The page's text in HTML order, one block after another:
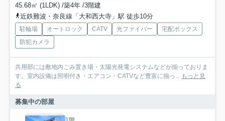
45.68㎡ (1LDK) /築4年 /3階建
近鉄難波・奈良線「大和西大寺」駅 徒歩10分
駐輪場 オートロック CATV 光ファイバー
宅配ボックス
防犯カメラ
共用部には敷地内ごみ置き場・太陽光発電システムなどが揃っておりま
す。室内設備は照明付き・エアコン・CATVなど豊富に揃っ...
もっと見
る
募集中の部屋